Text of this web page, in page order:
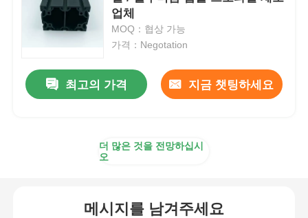
알루미늄 윈도우 프로파일
알루미늄 도어 프로파일
여닫이 창 프로필
업체
MOQ：협상 가능
가격：Negotation
최고의 가격 지금 챗팅하세요
더 많은 것을 전망하십시
오
메시지를 남겨주세요